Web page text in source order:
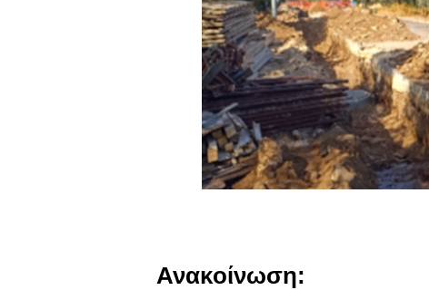
Ανακοίνωση: